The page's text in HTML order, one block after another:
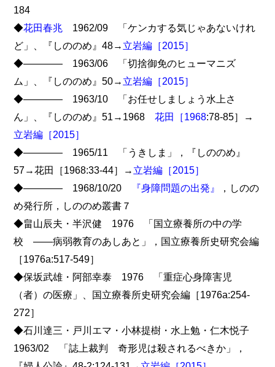
184
◆花田春兆 1962/09 「ケンカする気じゃあないけれ
ど」、『しののめ』48→ 立岩編［2015］
◆―――― 1963/06 「切捨御免のヒューマニズ
ム」、『しののめ』50→ 立岩編［2015］
◆―――― 1963/10 「お任せしましょう水上さ
ん」、『しののめ』51→1968花田［1968:78-85］→
立岩編［2015］
◆―――― 1965/11 「うきしま」，『しののめ』
57→花田［1968:33-44］→ 立岩編［2015］
◆―――― 1968/10/20
『身障問題の出発』
，しのの
め発行所，しののめ叢書７
◆畠山辰夫・半沢健 1976 「国立療養所の中の学
校 ――病弱教育のあしあと」，国立療養所史研究会編
［1976a:517-549］
◆保坂武雄・阿部幸泰 1976 「重症心身障害児
（者）の医療」、国立療養所史研究会編［1976a:254-
272］
◆石川達三・戸川エマ・小林提樹・水上勉・仁木悦子
1963/02 「誌上裁判 奇形児は殺されるべきか」，